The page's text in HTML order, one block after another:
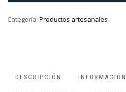
Categoría: Productos artesanales
DESCRIPCIÓN